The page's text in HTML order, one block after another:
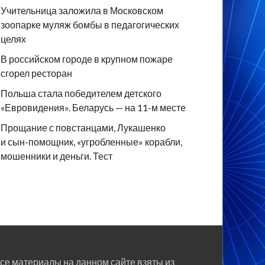
Учительница заложила в Московском
зоопарке муляж бомбы в педагогических
целях
В российском городе в крупном пожаре
сгорел ресторан
Польша стала победителем детского
«Евровидения». Беларусь — на 11-м месте
Прощание с повстанцами, Лукашенко
и сын-помощник, «угробленные» корабли,
мошенники и деньги. Тест
материалы на данном сайте взяты из